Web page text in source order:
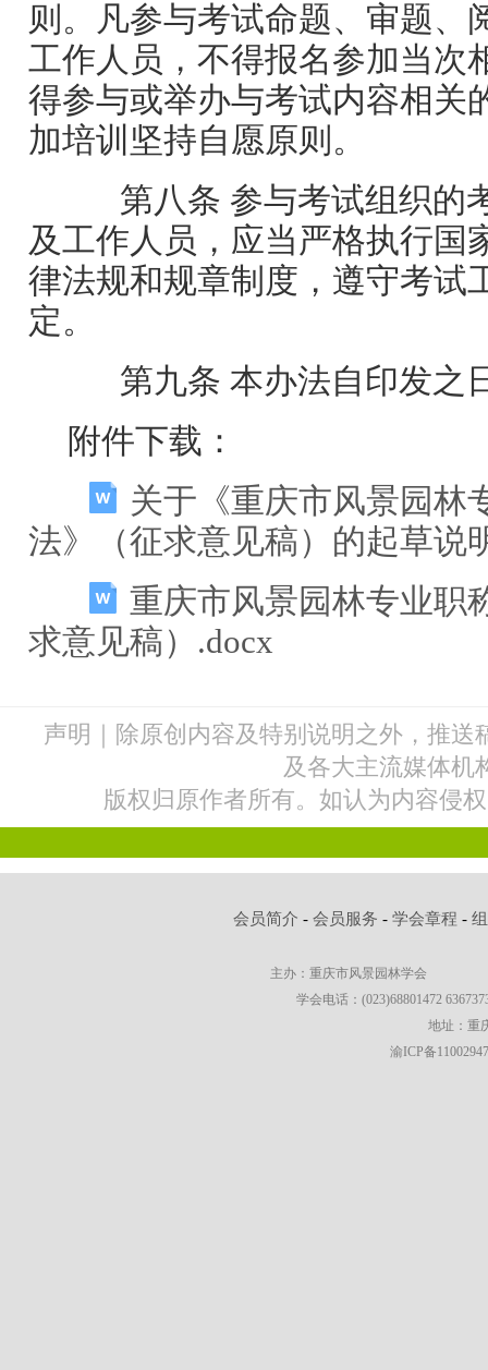
则。凡参与考试命题、审题、
工作人员，不得报名参加当次
得参与或举办与考试内容相关
加培训坚持自愿原则。
第八条 参与考试组织的
及工作人员，应当严格执行国
律法规和规章制度，遵守考试
定。
第九条 本办法自印发之
附件下载：
关于《重庆市风景园林
法》（征求意见稿）的起草说
重庆市风景园林专业职
求意见稿）.docx
声明｜除原创内容及特别说明之外，推送
及各大主流媒体机
版权归原作者所有。如认为内容侵
会员简介 -会员服务 -学会章程 -
主办：重庆市风景园林学会
学会电话：(023)68801472
地址：重
渝ICP备